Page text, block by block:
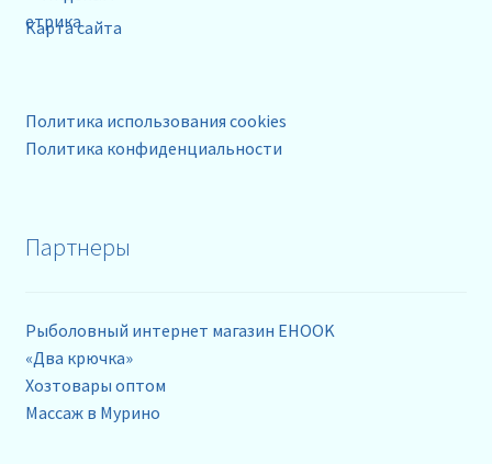
Карта сайта
Политика использования cookies
Политика конфиденциальности
Партнеры
Рыболовный интернет магазин EHOOK
«Два крючка»
Хозтовары оптом
Массаж в Мурино